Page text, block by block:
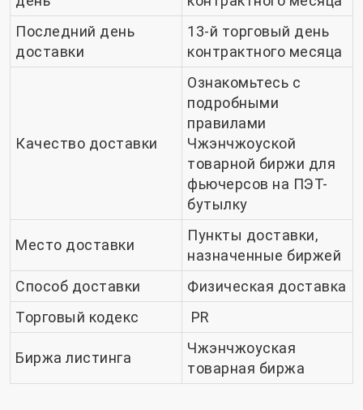
Последний день
доставки
13-й торговый день
контрактного месяца
Качество доставки
Ознакомьтесь с
подробными
правилами
Чжэнчжоуской
товарной биржи для
фьючерсов на ПЭТ-
бутылку
Место доставки
Пункты доставки,
назначенные биржей
Способ доставки
Физическая доставка
Торговый кодекс
PR
Биржа листинга
Чжэнчжоуская
товарная биржа